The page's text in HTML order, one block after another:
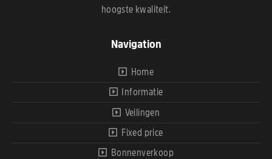
hoogste kwaliteit.
Navigation
Home
Informatie
Veilingen
Fixed price
Bonnenverkoop